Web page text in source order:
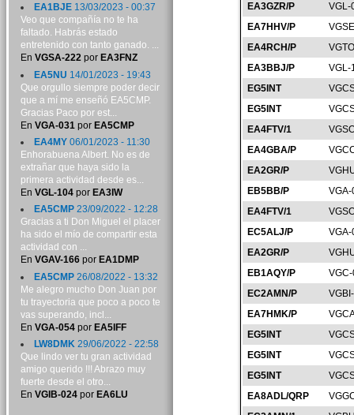
EA3GZR/P
VGL-
EA7HHV/P
EA4RCH/P
EA3BBJ/P
VGL-
EG5INT
EG5INT
EA4FTV/1
EA4GBA/P
EA2GR/P
EB5BB/P
EA4FTV/1
EC5ALJ/P
EA2GR/P
EB1AQY/P
EC2AMN/P
EA7HMK/P
EG5INT
EG5INT
EG5INT
EA8ADL/QRP
EA1BJE13/03/2023 - 00:37
Veo que compañía no te ha
faltado. Habrás estado
entretenido con tanto ganado. ...
En VGSA-222por EA3FNZ
EA5NU 14/01/2023 - 19:43
Que orgullo siempre poder decir
que a mí me enseñó EA5CMP.
Gracias Paco por est...
En VGA-031 por EA5CMP
EA4MY06/01/2023 - 11:30
Enhorabuena Albert. No es de
extrañar que haya sido la
primera actividad desde es...
En VGL-104por EA3IW
EA5CMP23/09/2022 - 12:28
Gracias a ti Don Miguel el placer
ha sido el mío de compartir esta
actividad con ...
En VGAV-166por EA1DMP
EA5CMP26/08/2022 - 13:32
Me alegro mucho Don Juan por
tu trayectoria que poco a poco te
vas superando, incl...
En VGA-054por EA5IFF
LW8DMK29/06/2022 - 22:58
Que lindo ver tu gran actividad
amigo querido !!! Abrazo muy
fuerte desde el otro...
En VGIB-024por EA6LU